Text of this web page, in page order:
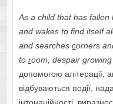
As a child that has fallen
and wakes to find itself
and searches corners
to room, despair
допомогою алітерації,
відбуваються події,